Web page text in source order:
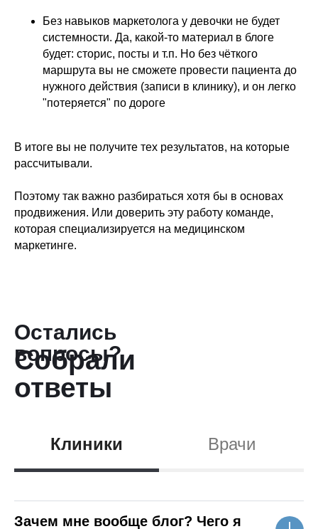
Без навыков маркетолога у девочки не будет
системности. Да, какой-то материал в блоге
будет: сторис, посты и т.п. Но без чёткого
маршрута вы не сможете провести пациента до
нужного действия (записи в клинику), и он легко
"потеряется" по дороге
В итоге вы не получите тех результатов, на которые
рассчитывали.
Поэтому так важно разбираться хотя бы в основах
продвижения. Или доверить эту работу команде,
которая специализируется на медицинском
маркетинге.
Остались
вопросы?
Собрали
ответы
Клиники Врачи
Зачем мне вообще блог? Чего я